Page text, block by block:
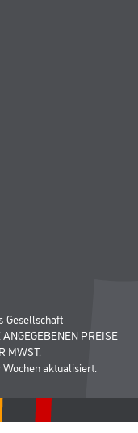
Gesellschaft
PREISE
MWST.
aktualisiert.